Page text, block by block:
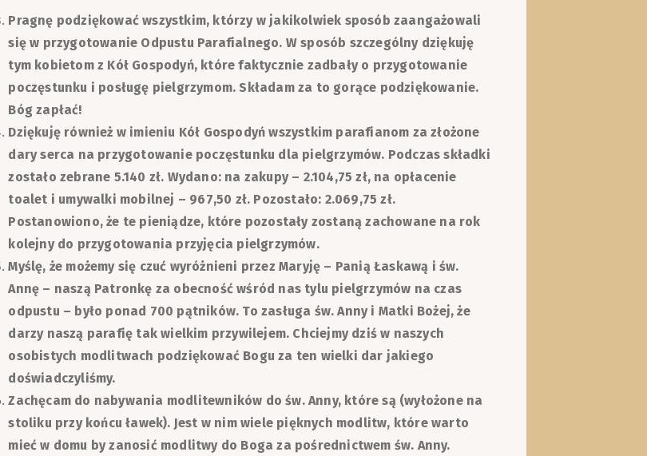
Pragnę podziękować wszystkim, którzy w jakikolwiek sposób zaangażowali
się w przygotowanie Odpustu Parafialnego. W sposób szczególny dziękuję
tym kobietom z Kół Gospodyń, które faktycznie zadbały o przygotowanie
poczęstunku i posługę pielgrzymom. Składam za to gorące podziękowanie.
Bóg zapłać!
Dziękuję również w imieniu Kół Gospodyń wszystkim parafianom za złożone
dary serca na przygotowanie poczęstunku dla pielgrzymów. Podczas składki
zostało zebrane 5.140 zł. Wydano: na zakupy – 2.104,75 zł, na opłacenie
toalet i umywalki mobilnej – 967,50 zł. Pozostało: 2.069,75 zł.
Postanowiono, że te pieniądze, które pozostały zostaną zachowane na rok
kolejny do przygotowania przyjęcia pielgrzymów.
Myślę, że możemy się czuć wyróżnieni przez Maryję – Panią Łaskawą i św.
Annę – naszą Patronkę za obecność wśród nas tylu pielgrzymów na czas
odpustu – było ponad 700 pątników. To zasługa św. Anny i Matki Bożej, że
darzy naszą parafię tak wielkim przywilejem. Chciejmy dziś w naszych
osobistych modlitwach podziękować Bogu za ten wielki dar jakiego
doświadczyliśmy.
Zachęcam do nabywania modlitewników do św. Anny, które są (wyłożone na
stoliku przy końcu ławek). Jest w nim wiele pięknych modlitw, które warto
mieć w domu by zanosić modlitwy do Boga za pośrednictwem św. Anny.